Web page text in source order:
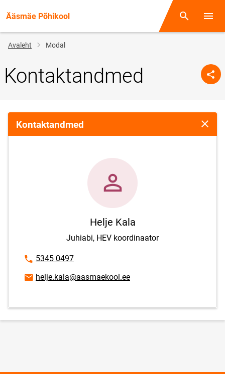
Ääsmäe Põhikool Otsing
Jälglink
Avaleht Modal
Kontaktandmed
Kontaktandmed Sulge
Helje Kala
Juhiabi, HEV koordinaator
Telefoninumber
5345 0497
E-posti aadress
helje.kala@aasmaekool.ee